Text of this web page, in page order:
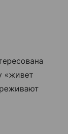
«живет